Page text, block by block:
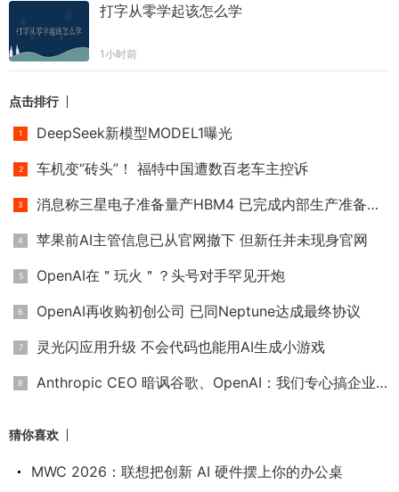
打字从零学起该怎么学
1小时前
点击排行
DeepSeek新模型MODEL1曝光
车机变“砖头”！ 福特中国遭数百老车主控诉
消息称三星电子准备量产HBM4 已完成内部生产准备许可
苹果前AI主管信息已从官网撤下 但新任并未现身官网
OpenAI在＂玩火＂？头号对手罕见开炮
OpenAI再收购初创公司 已同Neptune达成最终协议
灵光闪应用升级 不会代码也能用AI生成小游戏
Anthropic CEO 暗讽谷歌、OpenAI：我们专心搞企业 AI，活得挺滋润
猜你喜欢
MWC 2026：联想把创新 AI 硬件摆上你的办公桌